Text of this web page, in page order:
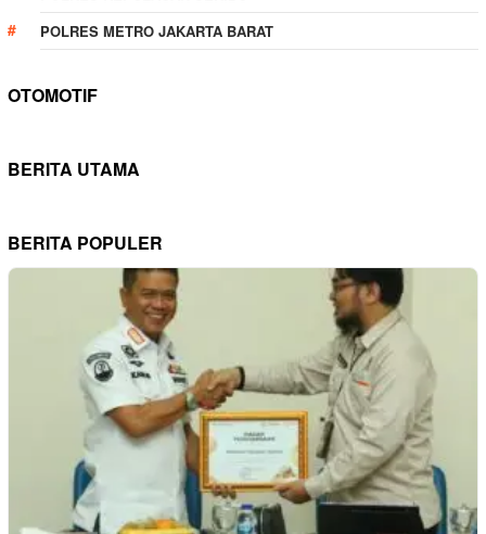
POLRES METRO JAKARTA BARAT
OTOMOTIF
BERITA UTAMA
BERITA POPULER